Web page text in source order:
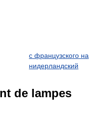
с французского на
нидерландский
de lampes